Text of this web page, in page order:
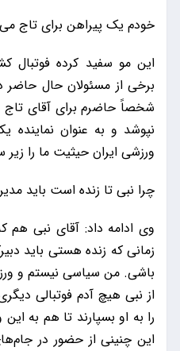
خودم یک پیراهن برای تاج
این مو سفید کرده فوتبال
برخی از مسئولان حال حاضر
شخصاً حاضرم برای آقای تاج
نپوشد و به عنوان نماینده
ورزشی ایران حیثیت ما را زیر
چرا نبی تا زنده است باید
وی ادامه داد: آقای نبی هم
زمانی که زنده هستی باید
باشی. من سیاسی نیستم و
از نبی هیچ آدم فوتبالی
را به او بسپارند تا هم به
این چنینی از حضور در